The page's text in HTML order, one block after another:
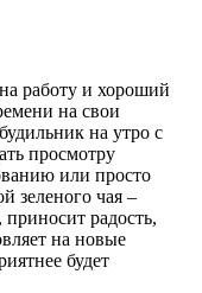
работу и хороший
на свои
на утро с
просмотру
или просто
зеленого чая –
приносит радость,
на новые
будет